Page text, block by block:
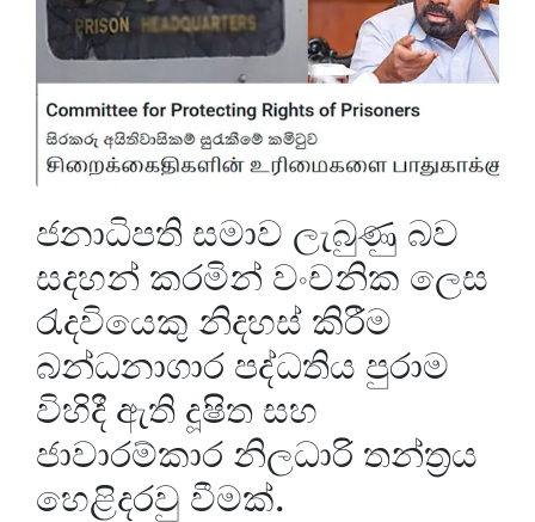
ජනාධිපති සමාව ලැබුණු බව
සදහන් කරමින් වංචනික ලෙස
රැදවියෙකු නිදහස් කිරීම
බන්ධනාගාර පද්ධතිය පුරාම
විහිදී ඇති දූෂිත සහ
ජාවාරම්කාර නිලධාරි තන්ත්‍රය
හෙළිදරවු වීමක්.